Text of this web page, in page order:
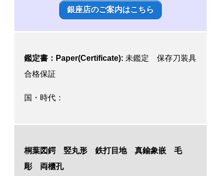
銀座店のご案内はこちら
鑑定書：Paper(Certificate): 未鑑定 保存刀装具
合格保証
国・時代：
桐葉図鍔 竪丸形 鉄打目地 真鍮象嵌 毛
彫 両櫃孔